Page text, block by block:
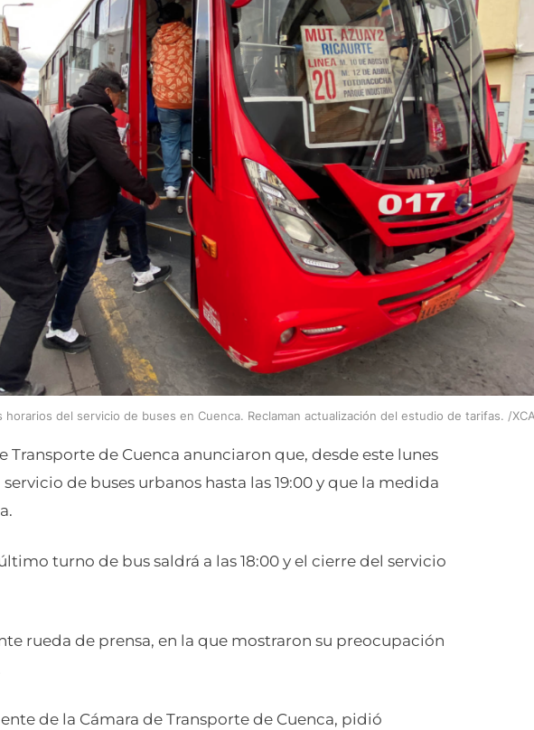
del servicio de buses en Cuenca. Reclaman actualización del estudio de tarifas. /
Transporte de Cuenca anunciaron que, desde este lunes
de buses urbanos hasta las 19:00 y que la medida
turno de bus saldrá a las 18:00 y el cierre del servicio
rueda de prensa, en la que mostraron su preocupación
de la Cámara de Transporte de Cuenca, pidió